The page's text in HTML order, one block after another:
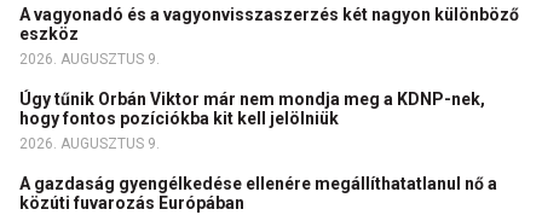
A vagyonadó és a vagyonvisszaszerzés két nagyon különböző
eszköz
2026. AUGUSZTUS 9.
Úgy tűnik Orbán Viktor már nem mondja meg a KDNP-nek,
hogy fontos pozíciókba kit kell jelölniük
2026. AUGUSZTUS 9.
A gazdaság gyengélkedése ellenére megállíthatatlanul nő a
közúti fuvarozás Európában